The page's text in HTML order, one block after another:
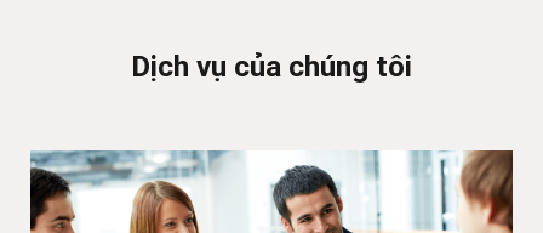
Dịch vụ của chúng tôi